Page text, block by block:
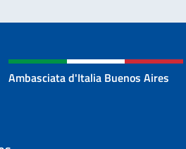
Ambasciata d'Italia Buenos Aires